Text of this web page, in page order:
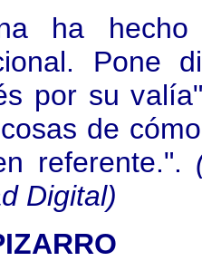
ha
Pone
por su
de
referente.".
Digital)